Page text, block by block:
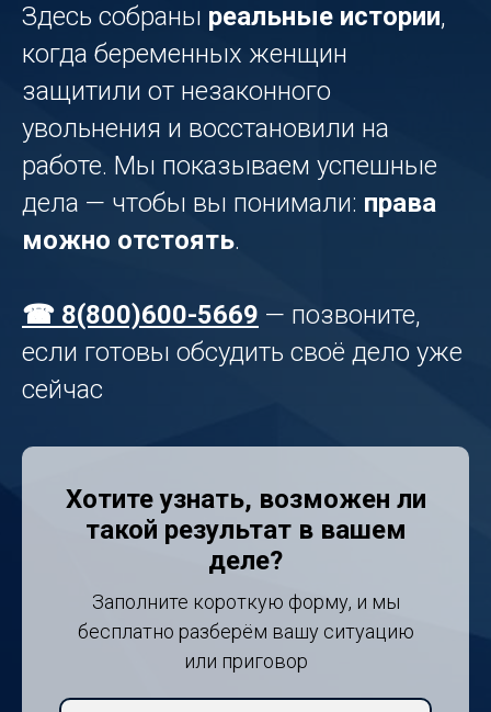
Здесь собраны реальные истории,
когда беременных женщин
защитили от незаконного
увольнения и восстановили на
работе. Мы показываем успешные
дела — чтобы вы понимали: права
можно отстоять.
☎ 8(800)600-5669 — позвоните,
если готовы обсудить своё дело уже
сейчас
Хотите узнать, возможен ли
такой результат в вашем
деле?
Заполните короткую форму, и мы
бесплатно разберём вашу ситуацию
или приговор